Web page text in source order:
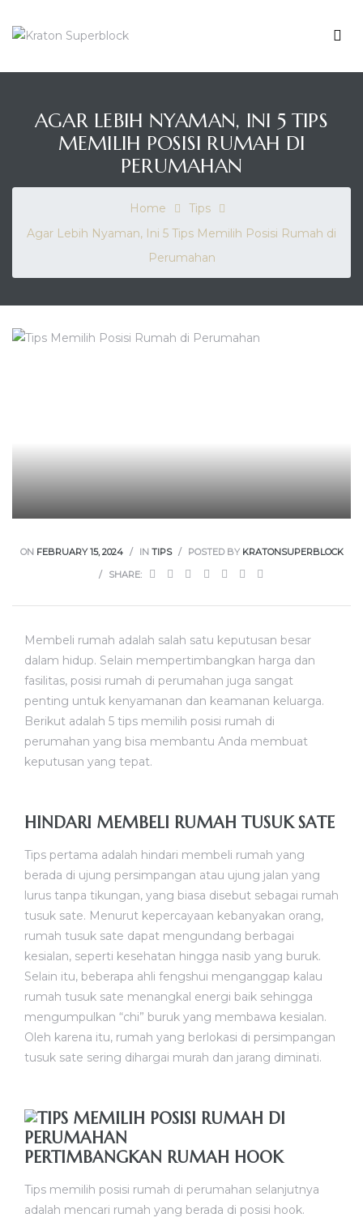
Enrich
AGAR LEBIH NYAMAN, INI 5 TIPS
MEMILIH POSISI RUMAH DI
PERUMAHAN
Home
Tips
Agar Lebih Nyaman, Ini 5 Tips Memilih Posisi Rumah di
Perumahan
ON FEBRUARY 15, 2024 IN TIPS POSTED BY KRATONSUPERBLOCK
SHARE:
Membeli rumah adalah salah satu keputusan besar
dalam hidup. Selain mempertimbangkan harga dan
fasilitas, posisi rumah di perumahan juga sangat
penting untuk kenyamanan dan keamanan keluarga.
Berikut adalah 5 tips memilih posisi rumah di
perumahan yang bisa membantu Anda membuat
keputusan yang tepat.
HINDARI MEMBELI RUMAH TUSUK SATE
Tips pertama adalah hindari membeli rumah yang
berada di ujung persimpangan atau ujung jalan yang
lurus tanpa tikungan, yang biasa disebut sebagai rumah
tusuk sate. Menurut kepercayaan kebanyakan orang,
rumah tusuk sate dapat mengundang berbagai
kesialan, seperti kesehatan hingga nasib yang buruk.
Selain itu, beberapa ahli fengshui menganggap kalau
rumah tusuk sate menangkal energi baik sehingga
mengumpulkan “chi” buruk yang membawa kesialan.
Oleh karena itu, rumah yang berlokasi di persimpangan
tusuk sate sering dihargai murah dan jarang diminati.
PERTIMBANGKAN RUMAH HOOK
Tips memilih posisi rumah di perumahan selanjutnya
adalah mencari rumah yang berada di posisi hook.